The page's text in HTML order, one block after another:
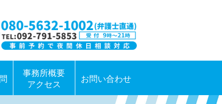
事務所概要
アクセス
お問い合わせ